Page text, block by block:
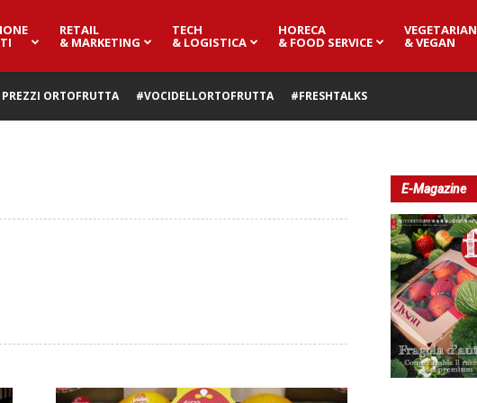
RETAIL
& MARKETING
TECH
& LOGISTICA
HORECA
& FOOD SERVICE
VEGETARIAN
& VEGAN
PREZZI ORTOFRUTTA #VOCIDELLORTOFRUTTA #FRESHTALKS
E-Magazine